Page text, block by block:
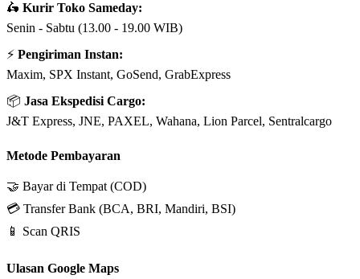
🛵 Kurir Toko Sameday:
Senin - Sabtu (13.00 - 19.00 WIB)
⚡ Pengiriman Instan:
Maxim, SPX Instant, GoSend, GrabExpress
📦 Jasa Ekspedisi Cargo:
J&T Express, JNE, PAXEL, Wahana, Lion Parcel, Sentralcargo
Metode Pembayaran
🤝 Bayar di Tempat (COD)
💳 Transfer Bank (BCA, BRI, Mandiri, BSI)
📱 Scan QRIS
Ulasan Google Maps